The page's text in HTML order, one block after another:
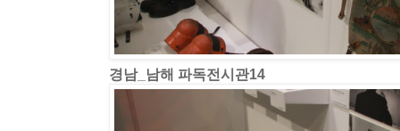
경남_남해 파독전시관14